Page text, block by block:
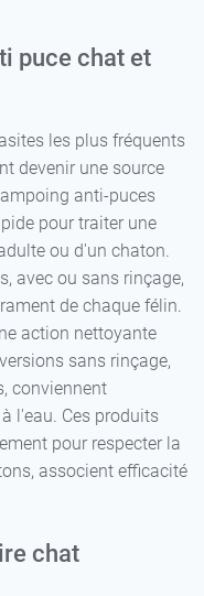
puce chat et
les plus fréquents
devenir une source
anti-puces
pour traiter une
ou d'un chaton.
avec ou sans rinçage,
de chaque félin.
action nettoyante
sans rinçage,
conviennent
l'eau. Ces produits
pour respecter la
associent efficacité
chat